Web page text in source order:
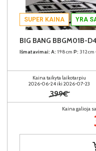
SUPER KAINA YRA
BIG BANG BBGM01B-
Išmatavimai: A: 198cm P: 312cm
Kaina taikyta laikotarpiu
2026-06-24 iki 2026-07-23
399€
Kaina galioja